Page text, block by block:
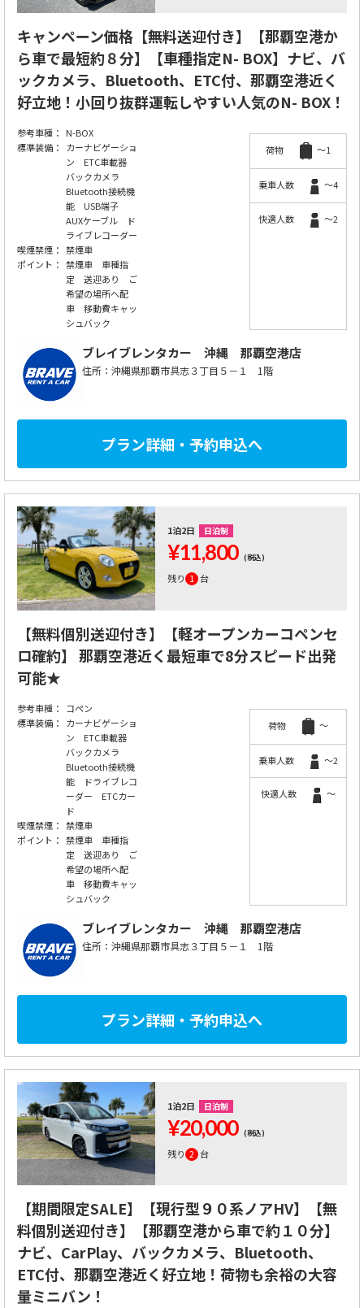
キャンペーン価格【無料送迎付き】【那覇空港か
ら車で最短約８分】【車種指定N- BOX】ナビ、バ
ックカメラ、Bluetooth、ETC付、那覇空港近く
好立地！小回り抜群運転しやすい人気のN- BOX！
参考車種：
N-BOX
標準装備：
カーナビゲーショ
ン ETC車載器
バックカメラ
Bluetooth接続機
能 USB端子
AUXケーブル ド
ライブレコーダー
喫煙禁煙： 禁煙車
ポイント： 禁煙車 車種指
定 送迎あり ご
希望の場所へ配
車 移動費キャッ
シュバック
荷物 ～1
乗車人数 ～4
快適人数 ～2
ブレイブレンタカー 沖縄 那覇空港店
住所：沖縄県那覇市具志３丁目５－１ 1階
プラン詳細・予約申込へ
1泊2日 日泊制
¥11,800 (税込)
残り 1 台
【無料個別送迎付き】【軽オープンカーコペンセ
ロ確約】 那覇空港近く最短車で8分スピード出発
可能★
参考車種：
コペン
標準装備：
カーナビゲーショ
ン ETC車載器
バックカメラ
Bluetooth接続機
能 ドライブレコ
ーダー ETCカー
ド
喫煙禁煙： 禁煙車
ポイント： 禁煙車 車種指
定 送迎あり ご
希望の場所へ配
車 移動費キャッ
シュバック
荷物 ～
乗車人数 ～2
快適人数 ～
ブレイブレンタカー 沖縄 那覇空港店
住所：沖縄県那覇市具志３丁目５－１ 1階
プラン詳細・予約申込へ
1泊2日 日泊制
¥20,000 (税込)
残り 2 台
【期間限定SALE】【現行型９０系ノアHV】【無
料個別送迎付き】【那覇空港から車で約１０分】
ナビ、CarPlay、バックカメラ、Bluetooth、
ETC付、那覇空港近く好立地！荷物も余裕の大容
量ミニバン！